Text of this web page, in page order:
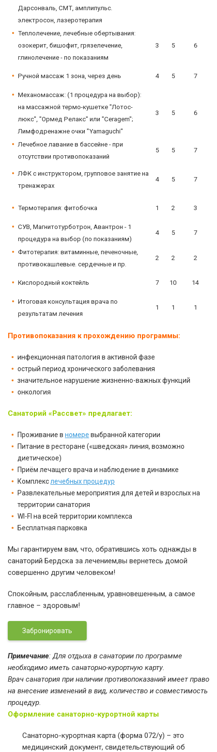
Дарсонваль, СМТ, амплипульс.
электросон, лазеротерапия
Теплолечение, лечебные обертывания:
озокерит, бишофит, грязелечение,
глинолечение - по показаниям
3 5 6
Ручной массаж 1 зона, через день 4 5 7
Механомассаж: (1 процедура на выбор):
на массажной термо-кушетке "Лотос-
люкс", "Ормед Релакс" или "Ceragem";
Лимфодренажне очки "Yamaguchi"
3 5 6
Лечебное лавание в бассейне - при
отсутствии противопоказаний
5 5 7
ЛФК с инструктором, групповое занятие на
тренажерах
4 5 7
Термотерапия: фитобочка 1 2 3
СУВ, Магнитотурботрон, Авантрон - 1
процедура на выбор (по показаниям)
4 5 7
Фитотерапия: витаминные, печеночные,
противокашлевые. сердечные и пр.
2 2 2
Кислородный коктейль 7 10 14
Итоговая консультация врача по
результатам лечения
1 1 1
Противопоказания к прохождению программы:
инфекционная патология в активной фазе
острый период хронического заболевания
значительное нарушение жизненно-важных функций
онкология
Санаторий «Рассвет» предлагает:
Проживание в номере выбранной категории
Питание в ресторане («шведская» линия, возможно
диетическое)
Приём лечащего врача и наблюдение в динамике
Комплекслечебных процедур
Развлекательные мероприятия для детей и взрослых на
территории санатория
WI-FI на всей территории комплекса
Бесплатная парковка
Мы гарантируем вам, что, обратившись хоть однажды в
санаторий Бердска за лечением,вы вернетесь домой
совершенно другим человеком!
Спокойным, расслабленным, уравновешенным, а самое
главное – здоровым!
Забронировать
Примечание: Для отдыха в санатории по программе
необходимо иметь санаторно-курортную карту.
Врач санатория при наличии противопоказаний имеет право
на внесение изменений в вид, количество и совместимость
процедур.
Оформление санаторно-курортной карты
Санаторно-курортная карта (форма 072/у) – это
медицинский документ, свидетельствующий об